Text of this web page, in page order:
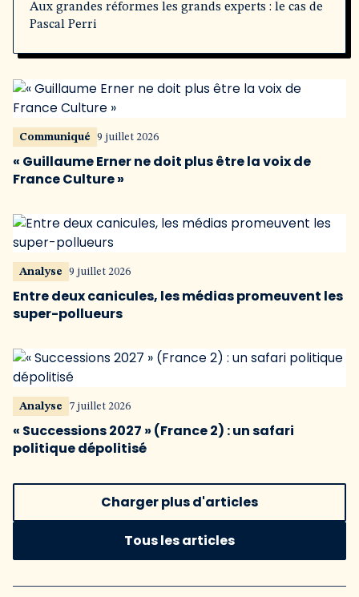
Aux grandes réformes les grands experts : le cas de
Pascal Perri
Communiqué 9 juillet 2026
« Guillaume Erner ne doit plus être la voix de
France Culture »
Analyse 9 juillet 2026
Entre deux canicules, les médias promeuvent les
super-pollueurs
Analyse 7 juillet 2026
« Successions 2027 » (France 2) : un safari
politique dépolitisé
Charger plus d'articles
Tous les articles